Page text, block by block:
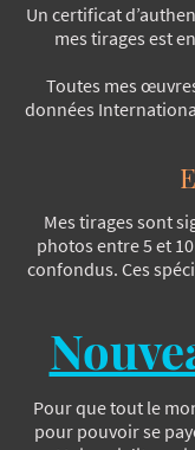
Un certificat
mes tirages est
Toutes mes
données
Mes tirages sont
photos entre 5 et
confondus. Ces
Pour que tout le
pour pouvoir se